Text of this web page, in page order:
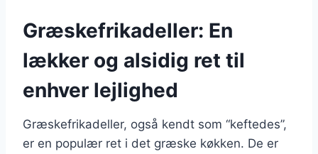
Græskefrikadeller: En
lækker og alsidig ret til
enhver lejlighed
Græskefrikadeller, også kendt som “keftedes”,
er en populær ret i det græske køkken. De er